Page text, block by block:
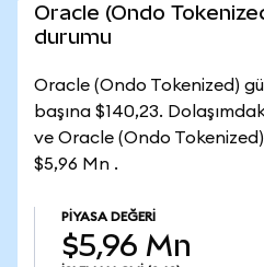
Oracle (Ondo
durumu
Oracle (Ondo Tokenized)
başına $140,23.
ve Oracle (Ondo
$5,96 Mn .
PIYASA DEĞERI
$5,96 Mn